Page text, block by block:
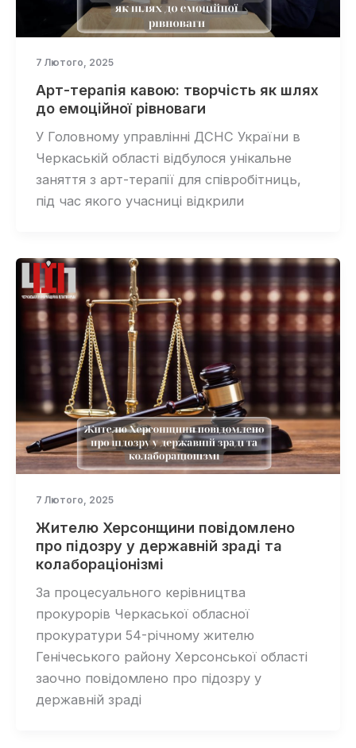
7 Лютого, 2025
Арт-терапія кавою: творчість як шлях
до емоційної рівноваги
У Головному управлінні ДСНС України в
Черкаській області відбулося унікальне
заняття з арт-терапії для співробітниць,
під час якого учасниці відкрили
7 Лютого, 2025
Жителю Херсонщини повідомлено
про підозру у державній зраді та
колабораціонізмі
За процесуального керівництва
прокурорів Черкаської обласної
прокуратури 54-річному жителю
Генічеського району Херсонської області
заочно повідомлено про підозру у
державній зраді